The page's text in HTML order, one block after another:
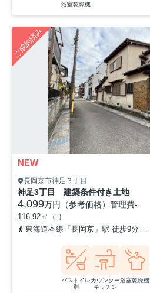
浴室乾燥機
ご成約済み
NEW
長岡京市神足３丁目
神足3丁目 建築条件付き土地
4,099万円（参考価格） 管理費-
116.92㎡（-）
東海道本線「長岡京」駅 徒歩9分
バストイレ
別
カウンター
キッチン
浴室乾燥機